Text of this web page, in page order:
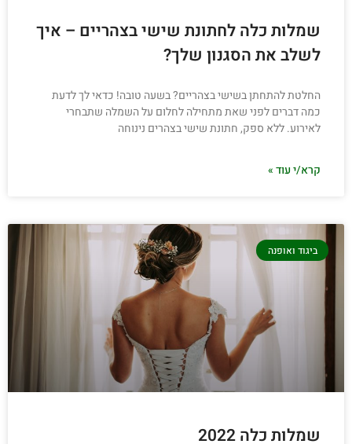
שמלות כלה לחתונת שישי בצהריים – איך
לשלב את הסגנון שלך?
החלטת להתחתן בשישי בצהריים? בשעה טובה! כדאי לך לדעת
כמה דברים לפני שאת מתחילה לחלום על השמלה שתבחרי
לאירוע. ללא ספק, חתונת שישי בצהרים נינוחה
קרא/י עוד »
ביגוד ואופנה
שמלות כלה 2022